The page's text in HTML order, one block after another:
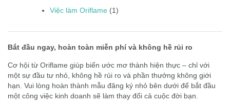
Việc làm Oriflame (1)
Bắt đầu ngay, hoàn toàn miễn phí và không hề rủi ro
Cơ hội từ Oriflame giúp biến ước mơ thành hiện thực – chỉ với
một sự đầu tư nhỏ, không hề rủi ro và phần thưởng không giới
hạn. Vui lòng hoàn thành mẫu đăng ký nhỏ bên dưới để bắt đầu
một công việc kinh doanh sẽ làm thay đổi cả cuộc đời bạn.